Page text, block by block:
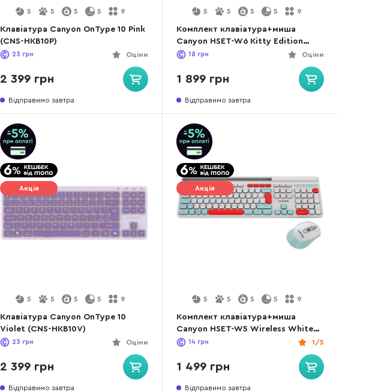
5 5 5 5 9
Клавіатура Canyon OnType 10 Pink
(CNS-HKB10P)
Оціни
23 грн
2 399 грн
Відправимо завтра
5 5 5 5 9
Комплект клавіатура+миша
Canyon HSET-W6 Kitty Edition
Wireless Blue (CNS-HSETW6BL)Оціни
18 грн
1 899 грн
Відправимо завтра
Акція
5 5 5 5 9
Клавіатура Canyon OnType 10
Violet (CNS-HKB10V)
Оціни
23 грн
2 399 грн
Відправимо завтра
Акція
5 5 5 5 9
Комплект клавіатура+миша
Canyon HSET-W5 Wireless White
(CNS-HSETW5WT)
1/5
14грн
1 499 грн
Відправимо завтра